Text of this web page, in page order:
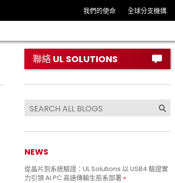
我們的使命 全球分支機搆
聯絡 UL SOLUTIONS
NEWS
從晶片到系統驗證：UL Solutions 以 USB4 驗證實
力引領 AI PC 高速傳輸生態系部署